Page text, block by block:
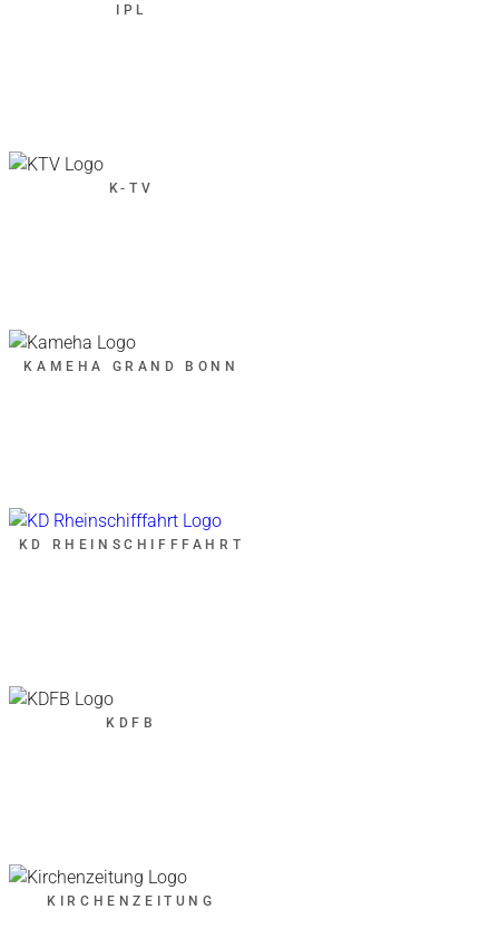
IPL
K-TV
KAMEHA GRAND BONN
KD RHEINSCHIFFFAHRT
KDFB
KIRCHENZEITUNG